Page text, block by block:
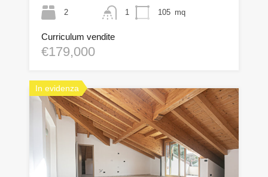
2
1
105 mq
Curriculum vendite
€179,000
In evidenza